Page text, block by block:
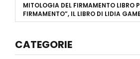
MITOLOGIA DEL FIRMAMENTO LIBRO
FIRMAMENTO”, IL LIBRO DI LIDIA
CATEGORIE